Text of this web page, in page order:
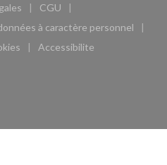
une nouvelle fenêtre))
CGU
((ouvre une nouvelle
à caractère personnel
((ouvre une nouvelle fenêtre))
une nouvelle fenêtre))
Accessibilite